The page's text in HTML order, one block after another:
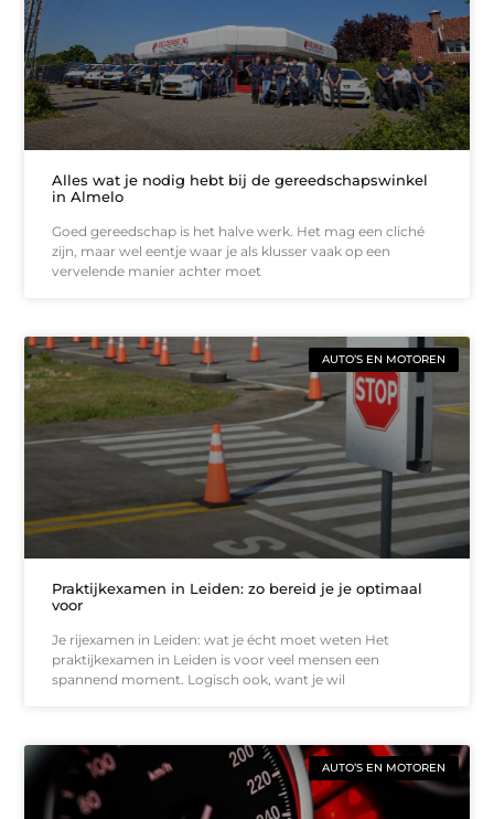
Alles wat je nodig hebt bij de gereedschapswinkel
in Almelo
Goed gereedschap is het halve werk. Het mag een cliché
zijn, maar wel eentje waar je als klusser vaak op een
vervelende manier achter moet
AUTO’S EN MOTOREN
Praktijkexamen in Leiden: zo bereid je je optimaal
voor
Je rijexamen in Leiden: wat je écht moet weten Het
praktijkexamen in Leiden is voor veel mensen een
spannend moment. Logisch ook, want je wil
AUTO’S EN MOTOREN